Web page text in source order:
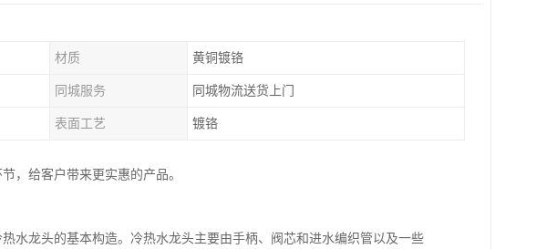
材质 黄铜镀铬
同城服务 同城物流送货上门
表面工艺 镀铬
，给客户带来更实惠的产品。
水龙头的基本构造。冷热水龙头主要由手柄、阀芯和进水编织管以及一些